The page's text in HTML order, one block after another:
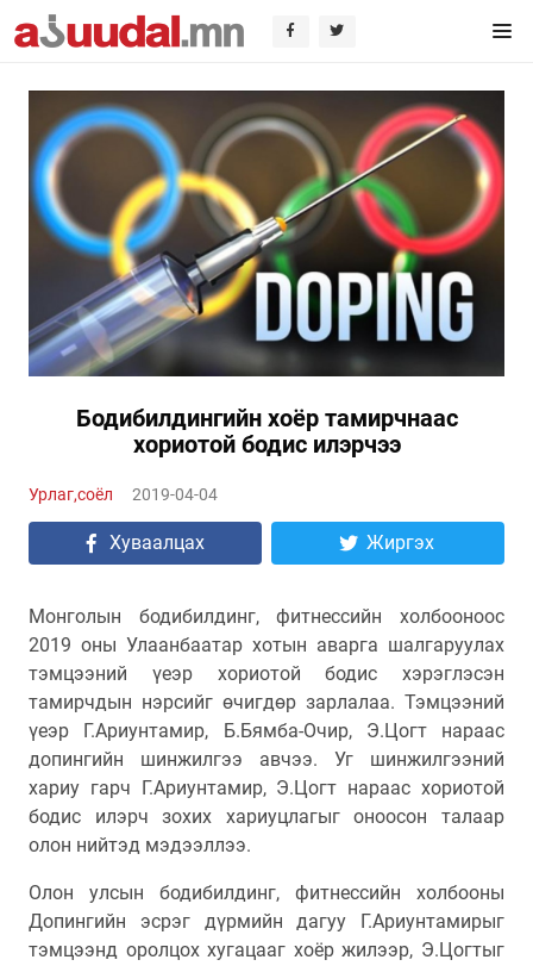
Бодибилдингийн хоёр тамирчнаас
хориотой бодис илэрчээ
Урлаг,соёл 2019-04-04
Хуваалцах Жиргэх
Монголын бодибилдинг, фитнессийн холбооноос
2019 оны Улаанбаатар хотын аварга шалгаруулах
тэмцээний үеэр хориотой бодис хэрэглэсэн
тамирчдын нэрсийг өчигдөр зарлалаа. Тэмцээний
үеэр Г.Ариунтамир, Б.Бямба-Очир, Э.Цогт нараас
допингийн шинжилгээ авчээ. Уг шинжилгээний
хариу гарч Г.Ариунтамир, Э.Цогт нараас хориотой
бодис илэрч зохих хариуцлагыг оноосон талаар
олон нийтэд мэдээллээ.
Олон улсын бодибилдинг, фитнессийн холбооны
Допингийн эсрэг дүрмийн дагуу Г.Ариунтамирыг
тэмцээнд оролцох хугацааг хоёр жилээр, Э.Цогтыг